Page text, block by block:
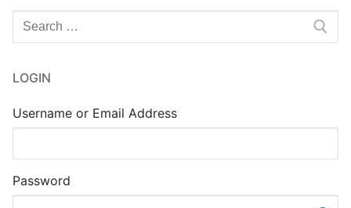
Rechercher
:
LOGIN
Username or Email Address
Password